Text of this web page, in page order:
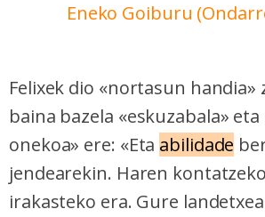
Eneko Goiburu
Felixek dio «nortasun handia»
baina bazela «eskuzabala»
onekoa» ere: «Eta abilidade
jendearekin. Haren
irakasteko era. Gure